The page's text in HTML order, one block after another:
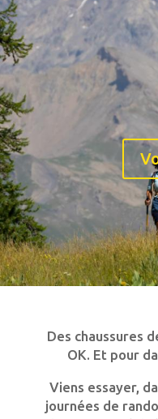
Des chaussures
OK. Et pour
Viens essayer,
journées de